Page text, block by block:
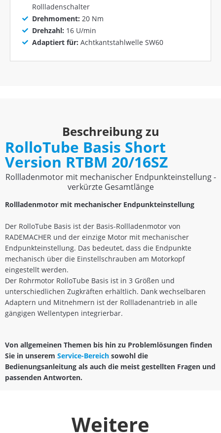
Rollladenschalter
Drehmoment: 20 Nm
Drehzahl: 16 U/min
Adaptiert für: Achtkantstahlwelle SW60
Beschreibung zu
RolloTube Basis Short
Version RTBM 20/16SZ
Rollladenmotor mit mechanischer Endpunkteinstellung -
verkürzte Gesamtlänge
Rollladenmotor mit mechanischer Endpunkteinstellung
Der RolloTube Basis ist der Basis-Rollladenmotor von
RADEMACHER und der einzige Motor mit mechanischer
Endpunkteinstellung. Das bedeutet, dass die Endpunkte
mechanisch über die Einstellschrauben am Motorkopf
eingestellt werden.
Der Rohrmotor RolloTube Basis ist in 3 Größen und
unterschiedlichen Zugkräften erhältlich. Dank wechselbaren
Adaptern und Mitnehmern ist der Rollladenantrieb in alle
gängigen Wellentypen integrierbar.
Von allgemeinen Themen bis hin zu Problemlösungen finden
Sie in unserem Service-Bereich sowohl die
Bedienungsanleitung als auch die meist gestellten Fragen und
passenden Antworten.
Weitere